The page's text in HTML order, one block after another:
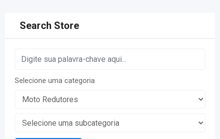
Search Store
Selecione uma categoria